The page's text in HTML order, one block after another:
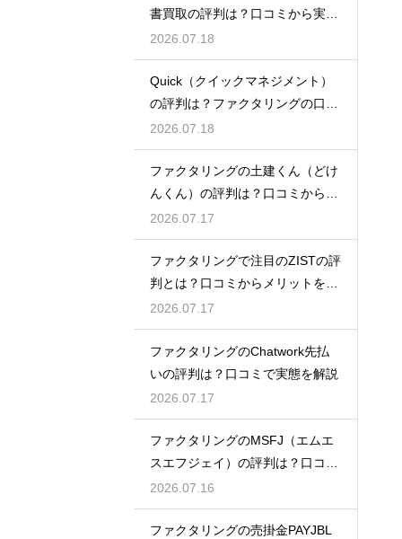
書買取の評判は？口コミから実態
を徹底解説
2026.07.18
Quick（クイックマネジメント）
の評判は？ファクタリングの口コ
ミ検証
2026.07.18
ファクタリングの土建くん（どけ
んくん）の評判は？口コミから実
態を徹底解説
2026.07.17
ファクタリングで注目のZISTの評
判とは？口コミからメリットを徹
底解説
2026.07.17
ファクタリングのChatwork先払
いの評判は？口コミで実態を解説
2026.07.17
ファクタリングのMSFJ（エムエ
スエフジェイ）の評判は？口コミ
から検証
2026.07.16
ファクタリングの売掛金PAYJBL